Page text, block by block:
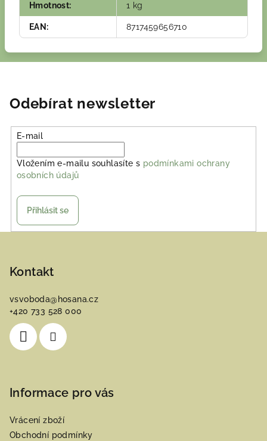
Hmotnost: 1 kg
EAN : 8717459656710
Odebírat newsletter
E-mail
Vložením e-mailu souhlasíte s podmínkami ochrany
osobních údajů
Přihlásit se
Kontakt
vsvoboda@ hosana.cz
+420 733 528 000
Informace pro vás
Vrácení zboží
Obchodní podmínky